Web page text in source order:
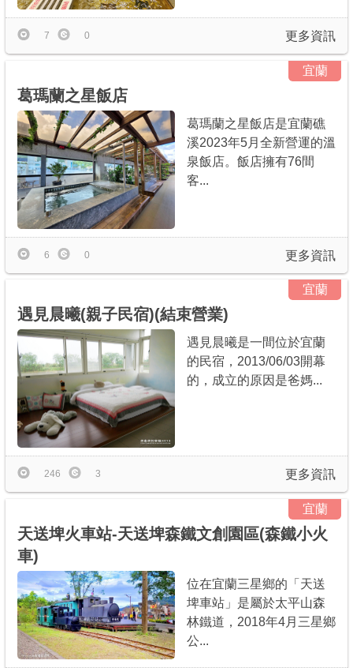
更多資訊
7 0
宜蘭
葛瑪蘭之星飯店
葛瑪蘭之星飯店是宜蘭礁
溪2023年5月全新營運的溫
泉飯店。飯店擁有76間
客...
更多資訊
6 0
宜蘭
遇見晨曦(親子民宿)(結束營業)
遇見晨曦是一間位於宜蘭
的民宿，2013/06/03開幕
的，成立的原因是爸媽...
更多資訊
246 3
宜蘭
天送埤火車站-天送埤森鐵文創園區(森鐵小火
車)
位在宜蘭三星鄉的「天送
埤車站」是屬於太平山森
林鐵道，2018年4月三星鄉
公...